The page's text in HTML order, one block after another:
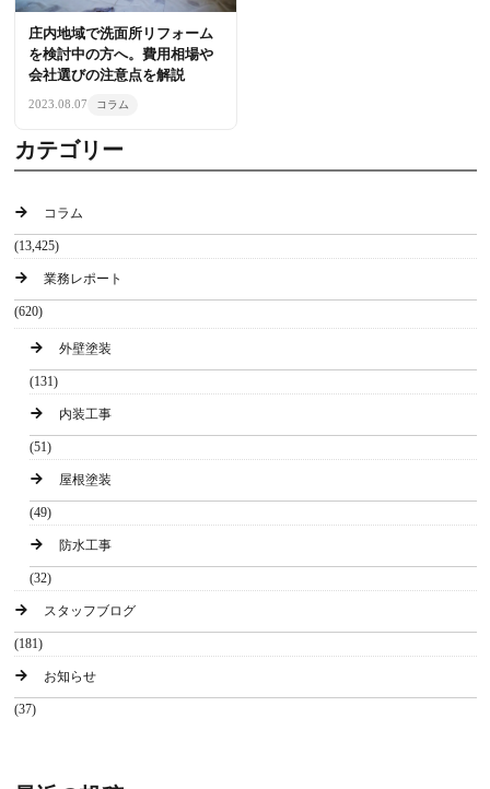
庄内地域で洗面所リフォーム
を検討中の方へ。費用相場や
会社選びの注意点を解説
2023.08.07 コラム
カテゴリー
コラム
(13,425)
業務レポート
(620)
外壁塗装
(131)
内装工事
(51)
屋根塗装
(49)
防水工事
(32)
スタッフブログ
(181)
お知らせ
(37)